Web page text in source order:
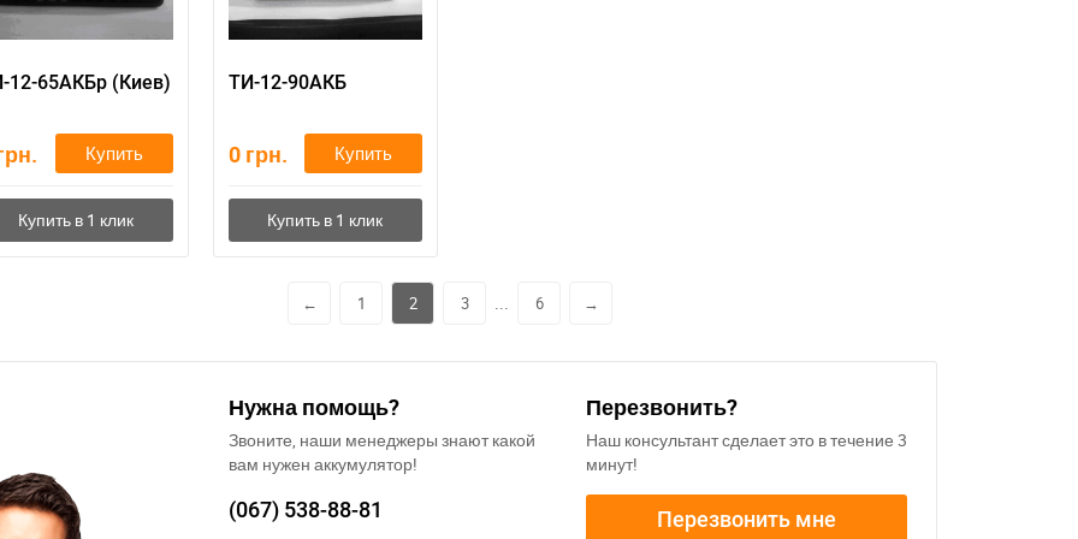
12-65АКБр (Киев)
Купить
ТИ-12-90АКБ
0 грн. Купить
← 1 2 3 ... 6 →
Нужна помощь?
Звоните, наши менеджеры знают какой
вам нужен аккумулятор!
(067) 538-88-81
Перезвонить?
Наш консультант сделает это в течение 3
минут!
Перезвонить мне